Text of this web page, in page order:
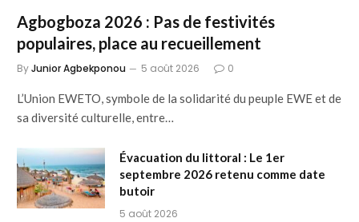
Agbogboza 2026 : Pas de festivités
populaires, place au recueillement
ByJunior Agbekponou 5 août 2026 0
L’Union EWETO, symbole de la solidarité du peuple EWE et de
sa diversité culturelle, entre…
Évacuation du littoral : Le 1er
septembre 2026 retenu comme date
butoir
5 août 2026